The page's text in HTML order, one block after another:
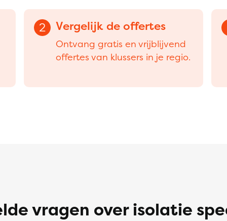
2 Vergelijk de offertes
Ontvang gratis en vrijblijvend
offertes van klussers in je regio.
vragen over isolatie